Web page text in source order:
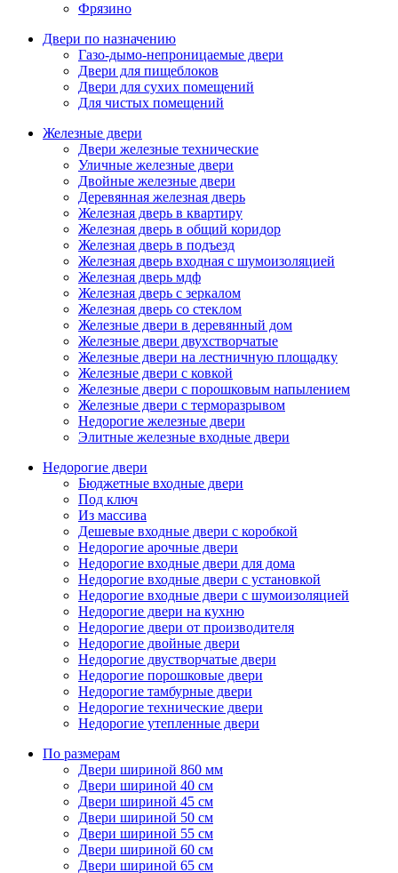
Фрязино
Двери по назначению
Газо-дымо-непроницаемые двери
Двери для пищеблоков
Двери для сухих помещений
Для чистых помещений
Железные двери
Двери железные технические
Уличные железные двери
Двойные железные двери
Деревянная железная дверь
Железная дверь в квартиру
Железная дверь в общий коридор
Железная дверь в подъезд
Железная дверь входная с шумоизоляцией
Железная дверь мдф
Железная дверь с зеркалом
Железная дверь со стеклом
Железные двери в деревянный дом
Железные двери двухстворчатые
Железные двери на лестничную площадку
Железные двери с ковкой
Железные двери с порошковым напылением
Железные двери с терморазрывом
Недорогие железные двери
Элитные железные входные двери
Недорогие двери
Бюджетные входные двери
Под ключ
Из массива
Дешевые входные двери с коробкой
Недорогие арочные двери
Недорогие входные двери для дома
Недорогие входные двери с установкой
Недорогие входные двери с шумоизоляцией
Недорогие двери на кухню
Недорогие двери от производителя
Недорогие двойные двери
Недорогие двустворчатые двери
Недорогие порошковые двери
Недорогие тамбурные двери
Недорогие технические двери
Недорогие утепленные двери
По размерам
Двери шириной 860 мм
Двери шириной 40 см
Двери шириной 45 см
Двери шириной 50 см
Двери шириной 55 см
Двери шириной 60 см
Двери шириной 65 см